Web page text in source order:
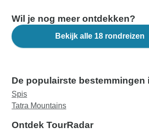
Wil je nog meer ontdekken?
Bekijk alle 18 rondreizen
De populairste bestemmingen
Spis
Tatra Mountains
Ontdek TourRadar